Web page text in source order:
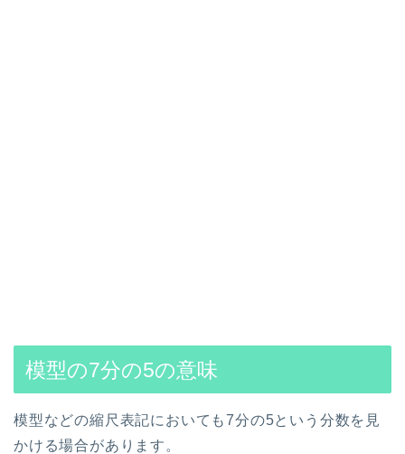
模型の7分の5の意味
模型などの縮尺表記においても7分の5という分数を見
かける場合があります。